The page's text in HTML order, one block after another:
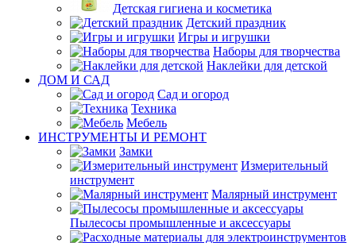
Детская гигиена и косметика
Детский праздник
Игры и игрушки
Наборы для творчества
Наклейки для детской
ДОМ И САД
Сад и огород
Техника
Мебель
ИНСТРУМЕНТЫ И РЕМОНТ
Замки
Измерительный
инструмент
Малярный инструмент
Пылесосы промышленные и аксессуары